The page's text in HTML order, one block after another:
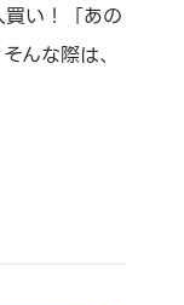
い！「あの
んな際は、